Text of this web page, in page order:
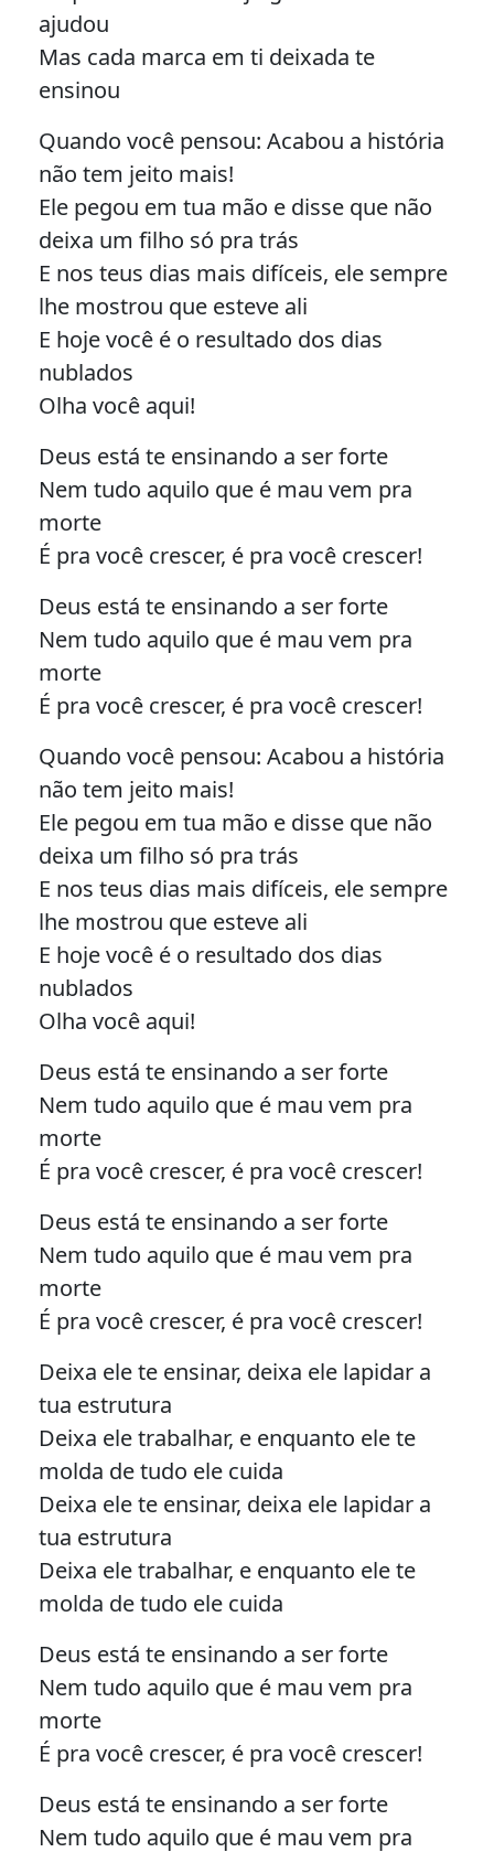
ajudou
Mas cada marca em ti deixada te
ensinou
Quando você pensou: Acabou a história
não tem jeito mais!
Ele pegou em tua mão e disse que não
deixa um filho só pra trás
E nos teus dias mais difíceis, ele sempre
lhe mostrou que esteve ali
E hoje você é o resultado dos dias
nublados
Olha você aqui!
Deus está te ensinando a ser forte
Nem tudo aquilo que é mau vem pra
morte
É pra você crescer, é pra você crescer!
Deus está te ensinando a ser forte
Nem tudo aquilo que é mau vem pra
morte
É pra você crescer, é pra você crescer!
Quando você pensou: Acabou a história
não tem jeito mais!
Ele pegou em tua mão e disse que não
deixa um filho só pra trás
E nos teus dias mais difíceis, ele sempre
lhe mostrou que esteve ali
E hoje você é o resultado dos dias
nublados
Olha você aqui!
Deus está te ensinando a ser forte
Nem tudo aquilo que é mau vem pra
morte
É pra você crescer, é pra você crescer!
Deus está te ensinando a ser forte
Nem tudo aquilo que é mau vem pra
morte
É pra você crescer, é pra você crescer!
Deixa ele te ensinar, deixa ele lapidar a
tua estrutura
Deixa ele trabalhar, e enquanto ele te
molda de tudo ele cuida
Deixa ele te ensinar, deixa ele lapidar a
tua estrutura
Deixa ele trabalhar, e enquanto ele te
molda de tudo ele cuida
Deus está te ensinando a ser forte
Nem tudo aquilo que é mau vem pra
morte
É pra você crescer, é pra você crescer!
Deus está te ensinando a ser forte
Nem tudo aquilo que é mau vem pra